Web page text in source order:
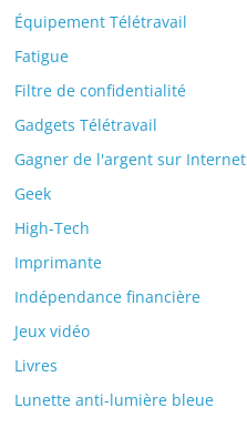
Équipement Télétravail
Fatigue
Filtre de confidentialité
Gadgets Télétravail
Gagner de l'argent sur Internet
Geek
High-Tech
Imprimante
Indépendance financière
Jeux vidéo
Livres
Lunette anti-lumière bleue